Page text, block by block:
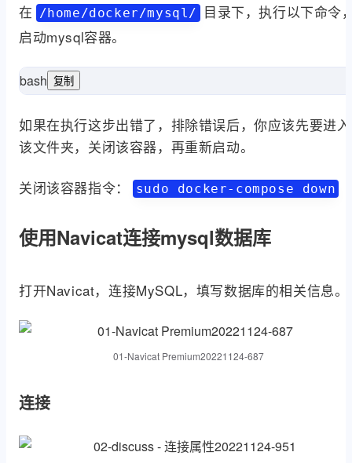
在 /home/docker/mysql/
目录下，执行以下命令
启动mysql容器。
bash 复制
如果在执行这步出错了，排除错误后，你应该先要进入
该文件夹，关闭该容器，再重新启动。
关闭该容器指令： sudo docker-compose down
使用Navicat连接mysql数据库
打开Navicat，连接MySQL，填写数据库的相关信息。
01-Navicat Premium20221124-687
连接